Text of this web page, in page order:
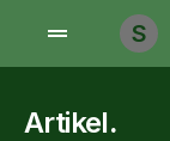
S
Artikel.